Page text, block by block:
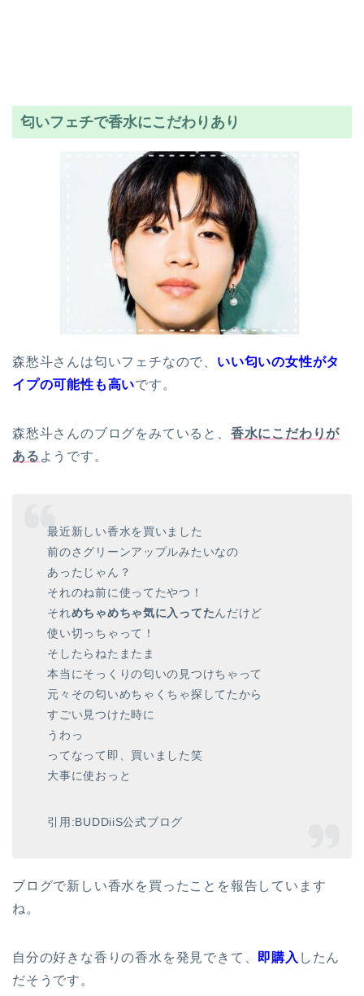
匂いフェチで香水にこだわりあり
森愁斗さんは匂いフェチなので、 いい匂いの女性がタ
イプの可能性も高いです。
森愁斗さんのブログをみていると、 香水にこだわりが
ある ようです。
最近新しい香水を買いました
前のさグリーンアップルみたいなの
あったじゃん？
それのね前に使ってたやつ！
それめちゃめちゃ気に入ってたんだけど
使い切っちゃって！
そしたらねたまたま
本当にそっくりの匂いの見つけちゃって
元々その匂いめちゃくちゃ探してたから
すごい見つけた時に
うわっ
ってなって即、買いました笑
大事に使おっと
引用:BUDDiiS公式ブログ
ブログで新しい香水を買ったことを報告しています
ね。
自分の好きな香りの香水を発見できて、 即購入 したん
だそうです。